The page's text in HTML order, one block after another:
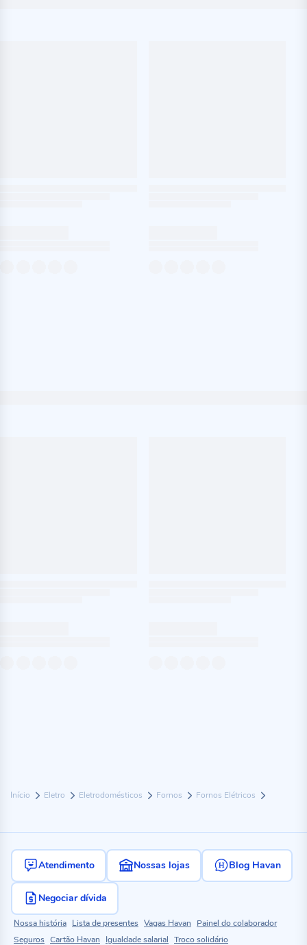
Início Eletro Eletrodomésticos Fornos Fornos Elétricos
Atendimento Nossas lojas Blog Havan
Negociar dívida
Nossa história Lista de presentes Vagas Havan
Painel do colaborador
Seguros Cartão Havan Igualdade salarial Troco solidário